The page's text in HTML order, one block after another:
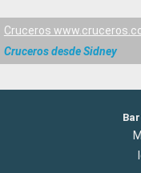
Cruceros
Cruceros desde Sidney